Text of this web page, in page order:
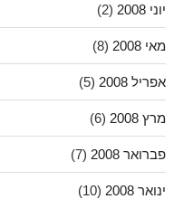
יוני 2008 (2)
מאי 2008 (8)
אפריל 2008 (5)
מרץ 2008 (6)
פברואר 2008 (7)
ינואר 2008 (10)